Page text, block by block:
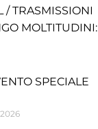
/ TRASMISSIONI
MOLTITUDINI:
SPECIALE